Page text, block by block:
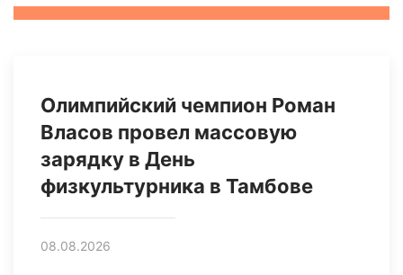
Олимпийский чемпион Роман
Власов провел массовую
зарядку в День
физкультурника в Тамбове
08.08.2026